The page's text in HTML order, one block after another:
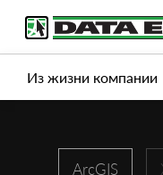
Услуги
Из жизни компании
ArcGIS